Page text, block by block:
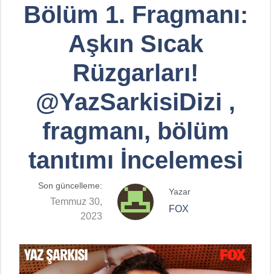
Bölüm 1. Fragmanı:
Aşkın Sıcak
Rüzgarları!
@YazSarkisiDizi ,
fragmanı, bölüm
tanıtımı İncelemesi
Son güncelleme:
Temmuz 30,
2023
Yazar
FOX